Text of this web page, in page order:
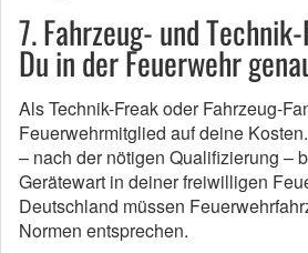
7. Fahrzeug- und
Du in der Feuerwehr
Als Technik-Freak oder Fahrzeug-
Feuerwehrmitglied auf deine
– nach der nötigen Qualifizierung –
Gerätewart in deiner freiwilligen
Deutschland müssen
Normen entsprechen.